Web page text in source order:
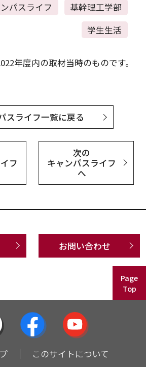
パスライフ
基幹理工学部
学生生活
年度内の取材当時のものです。
スライフ一覧に戻る
フ
次の
キャンパスライフ
へ
お問い合わせ
Page
Top
このサイトについて